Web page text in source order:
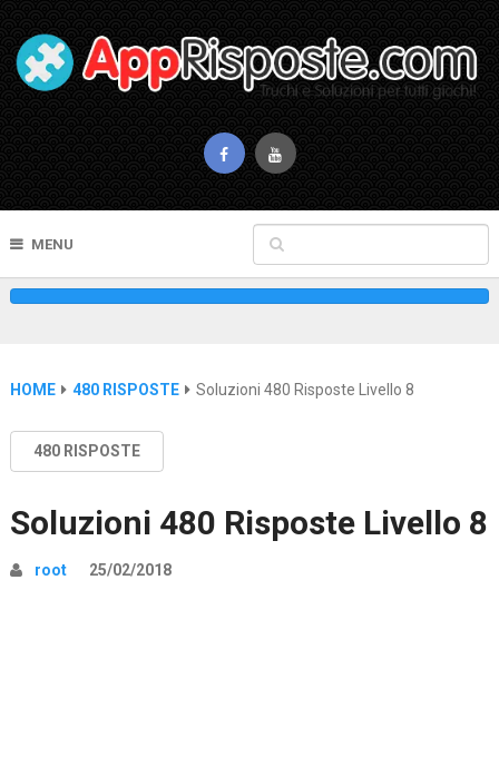
MENU
HOME 480 RISPOSTE Soluzioni 480 Risposte Livello 8
480 RISPOSTE
Soluzioni 480 Risposte Livello 8
root 25/02/2018